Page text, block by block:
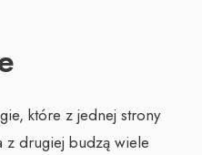
które z jednej strony
z drugiej budzą wiele